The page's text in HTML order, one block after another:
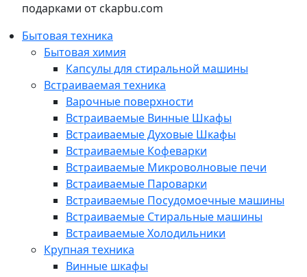
подарками от ckapbu.com
Бытовая техника
Бытовая химия
Капсулы для стиральной машины
Встраиваемая техника
Варочные поверхности
Встраиваемые Винные Шкафы
Встраиваемые Духовые Шкафы
Встраиваемые Кофеварки
Встраиваемые Микроволновые печи
Встраиваемые Пароварки
Встраиваемые Посудомоечные машины
Встраиваемые Стиральные машины
Встраиваемые Холодильники
Крупная техника
Винные шкафы